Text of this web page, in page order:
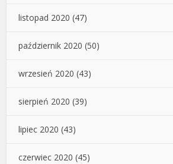
listopad 2020 (47)
październik 2020 (50)
wrzesień 2020 (43)
sierpień 2020 (39)
lipiec 2020 (43)
czerwiec 2020 (45)